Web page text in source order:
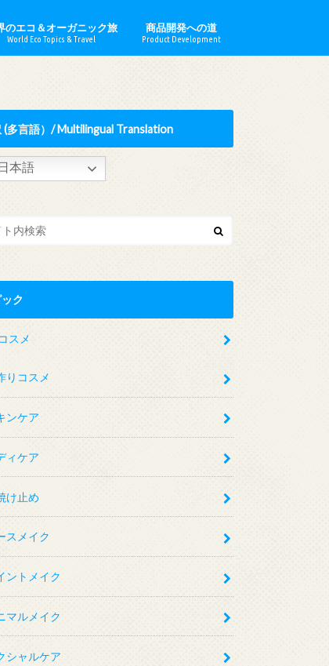
のエコ＆オーガニック旅
World Eco Topics & Travel
商品開発への道
Product Development
(多言語）/ Multilingual Translation
日本語
ック
スメ
りコスメ
ンケア
ィケア
け止め
スメイク
ントメイク
マルメイク
シャルケア